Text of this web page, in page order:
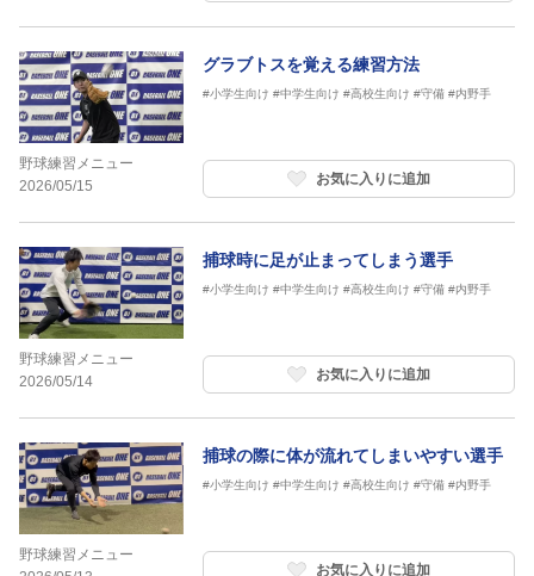
野球練習メニュー
2026/05/15
グラブトスを覚える練習方法
#小学生向け #中学生向け #高校生向け #守備 #内野手
お気に入りに追加
野球練習メニュー
2026/05/14
捕球時に足が止まってしまう選手
#小学生向け #中学生向け #高校生向け #守備 #内野手
お気に入りに追加
野球練習メニュー
捕球の際に体が流れてしまいやすい選手
#小学生向け #中学生向け #高校生向け #守備 #内野手
お気に入りに追加